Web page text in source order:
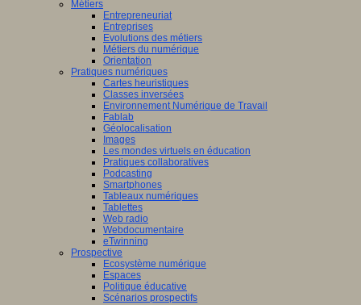
Métiers
Entrepreneuriat
Entreprises
Evolutions des métiers
Métiers du numérique
Orientation
Pratiques numériques
Cartes heuristiques
Classes inversées
Environnement Numérique de Travail
Fablab
Géolocalisation
Images
Les mondes virtuels en éducation
Pratiques collaboratives
Podcasting
Smartphones
Tableaux numériques
Tablettes
Web radio
Webdocumentaire
eTwinning
Prospective
Ecosystème numérique
Espaces
Politique éducative
Scénarios prospectifs